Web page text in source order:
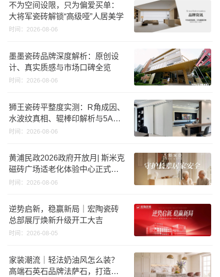
不为空间设限，只为偏爱买单：
大将军瓷砖解锁“高级哑”人居美学
时间：2026-08-06
墨墨瓷砖品牌深度解析：原创设
计、真实质感与市场口碑全览
时间：2026-08-06
狮王瓷砖平整度实测：R角成因、
水波纹真相、辊棒印解析与5A标
准选购指南
时间：2026-08-06
黄浦民政2026政府开放月| 斯米克
磁砖广场适老化体验中心正式亮
相
时间：2026-08-06
逆势启新，稳赢新局｜宏陶瓷砖
总部展厅焕新升级开工大吉
时间：2026-08-05
家装潮流｜轻法奶油风怎么装？
高端石英石品牌法萨石，打造质